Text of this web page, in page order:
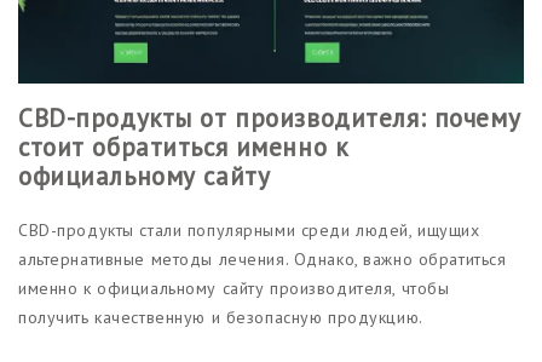
CBD-продукты от производителя: почему
стоит обратиться именно к
официальному сайту
CBD-продукты стали популярными среди людей, ищущих
альтернативные методы лечения. Однако, важно обратиться
именно к официальному сайту производителя, чтобы
получить качественную и безопасную продукцию.